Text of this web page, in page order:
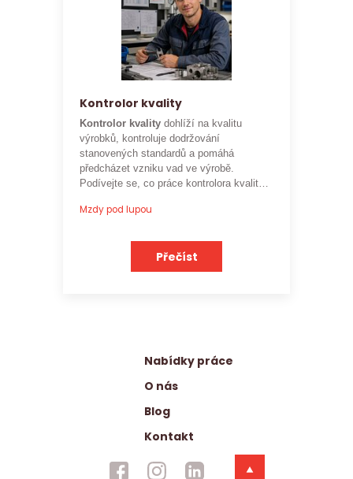
Kontrolor kvality
Kontrolor kvalitydohlíží na kvalitu
výrobků, kontroluje dodržování
stanovených standardů a pomáhá
předcházet vzniku vad ve výrobě.
Podívejte se, co práce kontrolora kvality
ohodnocení této profese
Mzdy pod lupou
Přečíst
Nabídky práce
O nás
Blog
Kontakt